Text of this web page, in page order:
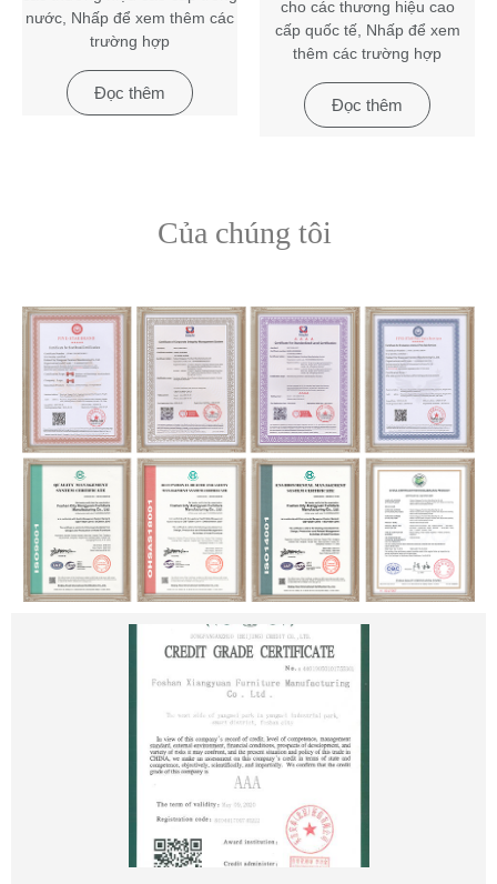
nước, Nhấp để xem thêm các
trường hợp
Đọc thêm
cho các thương hiệu cao
cấp quốc tế, Nhấp để xem
thêm các trường hợp
Đọc thêm
Của chúng tôi